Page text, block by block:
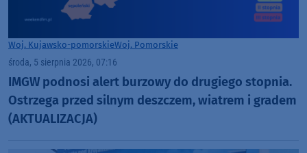
Woj. Kujawsko-pomorskieWoj. Pomorskie
środa, 5 sierpnia 2026, 07:16
IMGW podnosi alert burzowy do drugiego stopnia.
Ostrzega przed silnym deszczem, wiatrem i gradem
(AKTUALIZACJA)